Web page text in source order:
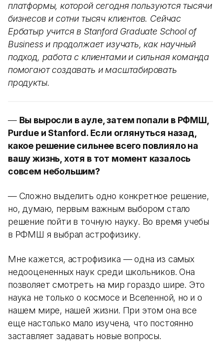
платформы, которой сегодня пользуются тысячи
бизнесов и сотни тысяч клиентов. Сейчас
Ербатыр учится в Stanford Graduate School of
Business и продолжает изучать, как научный
подход, работа с клиентами и сильная команда
помогают создавать и масштабировать
продукты.
— Вы выросли в ауле, затем попали в РФМШ,
Purdue и Stanford. Если оглянуться назад,
какое решение сильнее всего повлияло на
вашу жизнь, хотя в тот момент казалось
совсем небольшим?
— Сложно выделить одно конкретное решение,
но, думаю, первым важным выбором стало
решение пойти в точную науку. Во время учебы
в РФМШ я выбрал астрофизику.
Мне кажется, астрофизика — одна из самых
недооцененных наук среди школьников. Она
позволяет смотреть на мир гораздо шире. Это
наука не только о космосе и Вселенной, но и о
нашем мире, нашей жизни. При этом она все
еще настолько мало изучена, что постоянно
заставляет задавать новые вопросы.